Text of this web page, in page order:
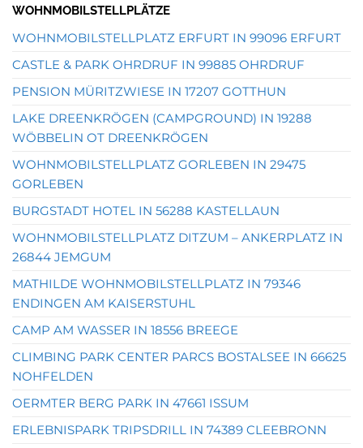
WOHNMOBILSTELLPLÄTZE
WOHNMOBILSTELLPLATZ ERFURT IN 99096 ERFURT
CASTLE & PARK OHRDRUF IN 99885 OHRDRUF
PENSION MÜRITZWIESE IN 17207 GOTTHUN
LAKE DREENKRÖGEN (CAMPGROUND) IN 19288
WÖBBELIN OT DREENKRÖGEN
WOHNMOBILSTELLPLATZ GORLEBEN IN 29475
GORLEBEN
BURGSTADT HOTEL IN 56288 KASTELLAUN
WOHNMOBILSTELLPLATZ DITZUM – ANKERPLATZ IN
26844 JEMGUM
MATHILDE WOHNMOBILSTELLPLATZ IN 79346
ENDINGEN AM KAISERSTUHL
CAMP AM WASSER IN 18556 BREEGE
CLIMBING PARK CENTER PARCS BOSTALSEE IN 66625
NOHFELDEN
OERMTER BERG PARK IN 47661 ISSUM
ERLEBNISPARK TRIPSDRILL IN 74389 CLEEBRONN